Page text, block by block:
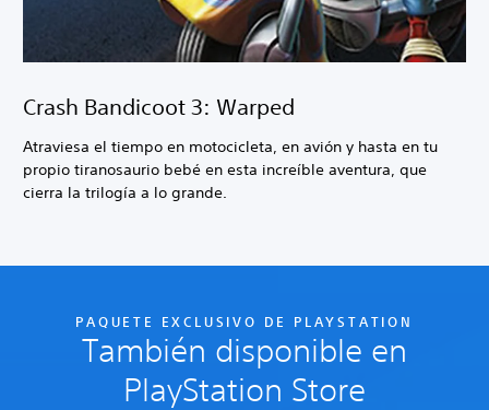
Crash Bandicoot 3: Warped
Atraviesa el tiempo en motocicleta, en avión y hasta en tu
propio tiranosaurio bebé en esta increíble aventura, que
cierra la trilogía a lo grande.
PAQUETE EXCLUSIVO DE PLAYSTATION
También disponible en
PlayStation Store